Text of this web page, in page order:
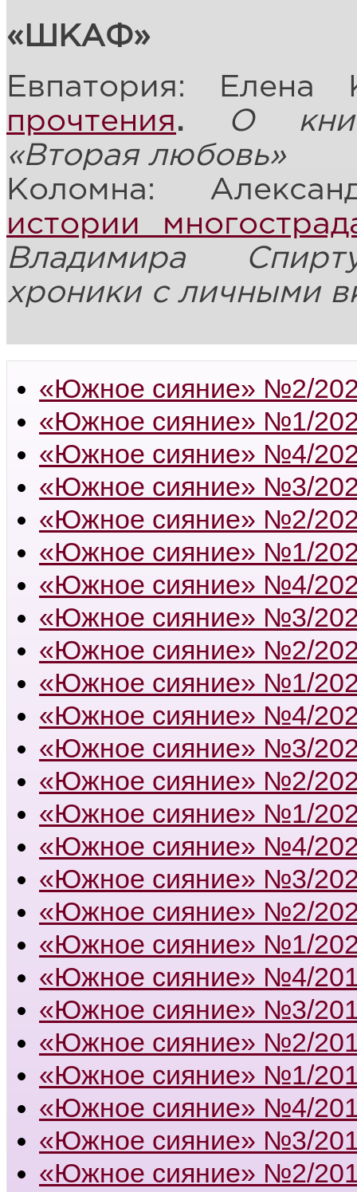
«ШКАФ»
Евпатория:
прочтения.
О
«Вторая любовь»
Коломна:
истории
Владимира
хроники с личными
«Южное сияние» №2/
«Южное сияние» №1/
«Южное сияние» №4/
«Южное сияние» №3/
«Южное сияние» №2/
«Южное сияние» №1/
«Южное сияние» №4/
«Южное сияние» №3/
«Южное сияние» №2/
«Южное сияние» №1/
«Южное сияние» №4/
«Южное сияние» №3/
«Южное сияние» №2/
«Южное сияние» №1/
«Южное сияние» №4/
«Южное сияние» №3/
«Южное сияние» №2/
«Южное сияние» №1/
«Южное сияние» №4/
«Южное сияние» №3/
«Южное сияние» №2/
«Южное сияние» №1/
«Южное сияние» №4/
«Южное сияние» №3/
«Южное сияние» №2/